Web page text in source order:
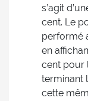
s’agit
cent. Le
performé
en
cent pour
terminant
cette